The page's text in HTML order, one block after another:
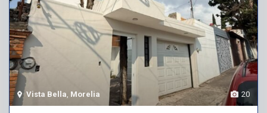
20
Vista Bella Morelia